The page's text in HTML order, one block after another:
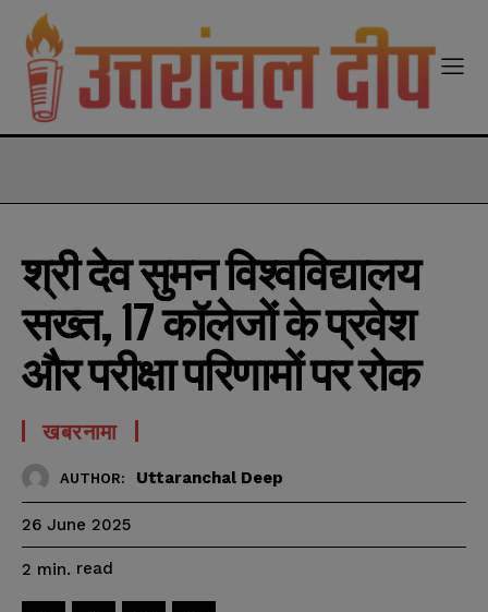
श्री देव सुमन विश्वविद्यालय
सख्त, 17 कॉलेजों के प्रवेश
और परीक्षा परिणामों पर रोक
खबरनामा
AUTHOR: Uttaranchal Deep
26 June 2025
2 min. read